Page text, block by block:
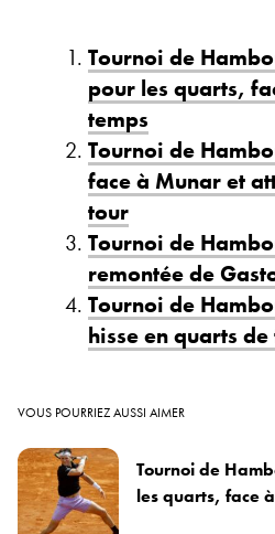
Tournoi de
pour les quarts,
temps
Tournoi de
face à Munar et
tour
Tournoi de
remontée de
Tournoi de
hisse en quarts
VOUS POURRIEZ AUSSI AIMER
Tournoi de
les quarts, face